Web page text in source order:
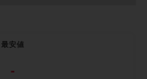
最安値
-